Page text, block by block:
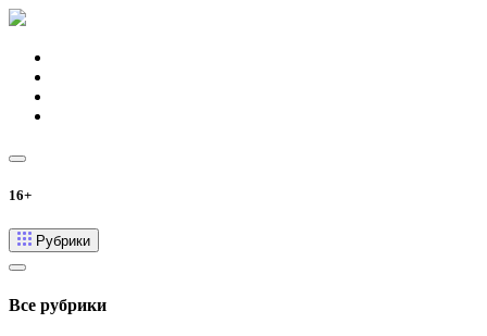
16+
Рубрики
Все рубрики